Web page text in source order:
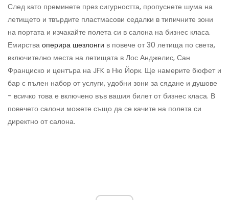
След като преминете през сигурността, пропуснете шума на
летището и твърдите пластмасови седалки в типичните зони
на портата и изчакайте полета си в салона на бизнес класа.
Емирства оперира шезлонги в повече от 30 летища по света,
включително места на летищата в Лос Анджелис, Сан
Франциско и центъра на JFK в Ню Йорк. Ще намерите бюфет и
бар с пълен набор от услуги, удобни зони за сядане и душове
- всичко това е включено във вашия билет от бизнес класа. В
повечето салони можете също да се качите на полета си
директно от салона.